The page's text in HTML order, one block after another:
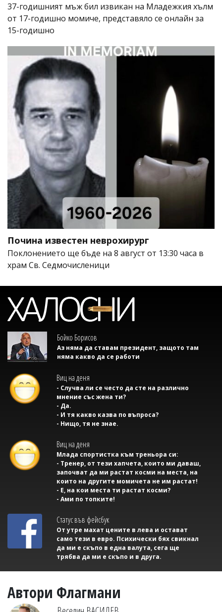
37-годишният мъж бил извикан на Младежкия хълм
от 17-годишно момиче, представяло се онлайн за
15-годишно
Почина известен неврохирург
Поклонението ще бъде на 8 август от 13:30 часа в
храм Св. Седмочисленици
Бойко Борисов
Аз няма да ставам президент, защото там
няма какво да се работи
Виц на деня
- Случва ли се често да сте на различно
мнение със жена ти?
- Да.
- И тя какво казва по въпроса?
- Нищо, тя не знае.
Виц на деня
Млада спортистка към треньора си:
- Тренер, от тези хапчета, които ми даваш,
започват да ми растат косми на места, на
които на другите момичета не им растат!
- Е, на кои места ти растат косми?
- Ами по топките!
Статус във фейсбук
От утре махат цените в лева и остават
само тези в евро. Психически бях свикнал
да ми е скъпо в една валута, сега ще
трябва да ми е скъпо и в друга.
Автори Флагмани